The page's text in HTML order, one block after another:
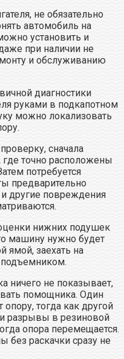
не обязательно
автомобиль на
установить и
при наличии не
и обслуживанию
диагностики
руками в подкапотном
можно локализовать
сначала
точно расположены
потребуется
предварительно
другие повреждения
нижних подушек
машину нужно будет
ямой, заехать на
подъемником.
ничего не показывает,
помощника. Один
тогда как другой
разрывы в резиновой
опора перемещается.
без раскачки сразу не